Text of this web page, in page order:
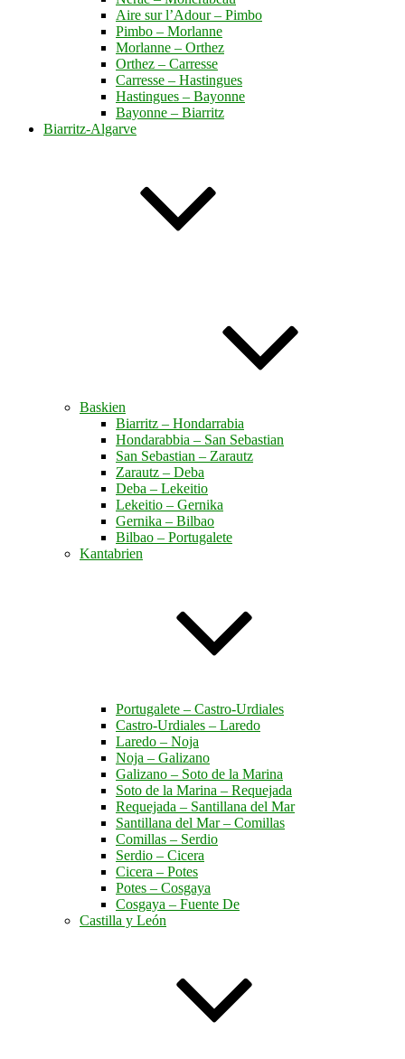
Aire sur l’Adour – Pimbo
Pimbo – Morlanne
Morlanne – Orthez
Orthez – Carresse
Carresse – Hastingues
Hastingues – Bayonne
Bayonne – Biarritz
Biarritz-Algarve
Baskien
Biarritz – Hondarrabia
Hondarabbia – San Sebastian
San Sebastian – Zarautz
Zarautz – Deba
Deba – Lekeitio
Lekeitio – Gernika
Gernika – Bilbao
Bilbao – Portugalete
Kantabrien
Portugalete – Castro-Urdiales
Castro-Urdiales – Laredo
Laredo – Noja
Noja – Galizano
Galizano – Soto de la Marina
Soto de la Marina – Requejada
Requejada – Santillana del Mar
Santillana del Mar – Comillas
Comillas – Serdio
Serdio – Cicera
Cicera – Potes
Potes – Cosgaya
Cosgaya – Fuente De
Castilla y León